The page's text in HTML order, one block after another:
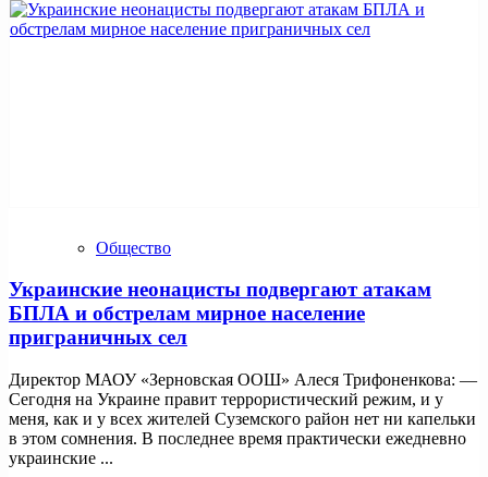
Общество
Украинские неонацисты подвергают атакам
БПЛА и обстрелам мирное население
приграничных сел
Директор МАОУ «Зерновская ООШ» Алеся Трифоненкова: —
Сегодня на Украине правит террористический режим, и у
меня, как и у всех жителей Суземского район нет ни капельки
в этом сомнения. В последнее время практически ежедневно
украинские ...